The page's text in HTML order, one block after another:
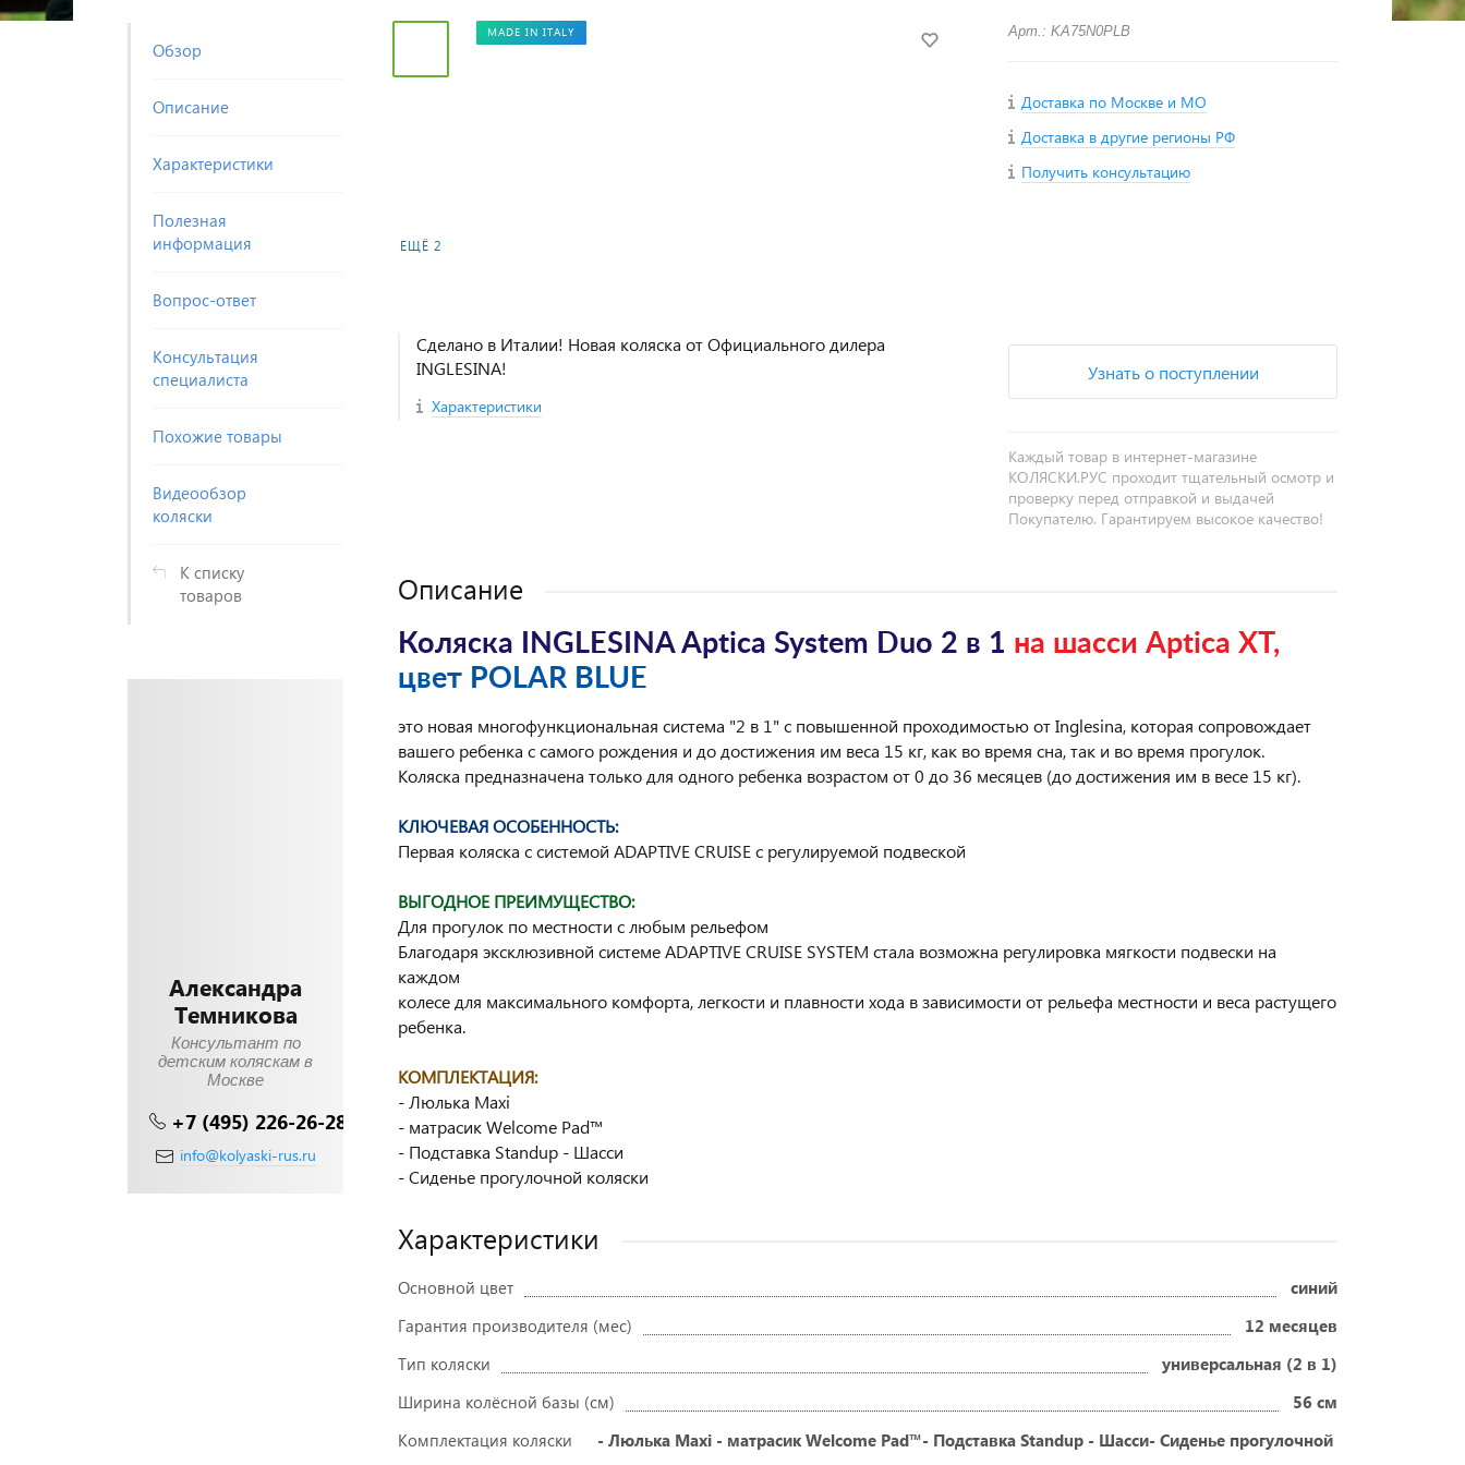
Обзор
Описание
Характеристики
Полезная
информация
Вопрос-ответ
Консультация
специалиста
Похожие товары
Видеообзор
коляски
К списку
товаров
Александра
Темникова
Консультант по
детским коляскам в
Москве
+7 (495) 226-26-28
info@kolyaski-rus.ru
ЕЩЁ 2
MADE IN ITALY
Сделано в Италии! Новая коляска от Официального дилера
INGLESINA!
Характеристики
Арт.: KA75N0PLB
Доставка по Москве и МО
Доставка в другие регионы РФ
Получить консультацию
Узнать о поступлении
Каждый товар в интернет-магазине
КОЛЯСКИ.РУС проходит тщательный осмотр и
проверку перед отправкой и выдачей
Покупателю. Гарантируем высокое качество!
Описание
Коляска INGLESINA Aptica System Duo 2 в 1 на шасси Aptica XT,
цвет POLAR BLUE
это новая многофункциональная система "2 в 1" с повышенной проходимостью от Inglesina, которая сопровождает
вашего ребенка с самого рождения и до достижения им веса 15 кг, как во время сна, так и во время прогулок.
Коляска предназначена только для одного ребенка возрастом от 0 до 36 месяцев (до достижения им в весе 15 кг).
КЛЮЧЕВАЯ ОСОБЕННОСТЬ:
Первая коляска с системой ADAPTIVE CRUISE с регулируемой подвеской
ВЫГОДНОЕ ПРЕИМУЩЕСТВО:
Для прогулок по местности с любым рельефом
Благодаря эксклюзивной системе ADAPTIVE CRUISE SYSTEM стала возможна регулировка мягкости подвески на
каждом
колесе для максимального комфорта, легкости и плавности хода в зависимости от рельефа местности и веса растущего
ребенка.
КОМПЛЕКТАЦИЯ:
- Люлька Maxi
- матрасик Welcome Pad™
- Подставка Standup - Шасси
- Сиденье прогулочной коляски
Характеристики
Основной цвет
синий
Гарантия производителя (мес)
12 месяцев
Тип коляски
универсальная (2 в 1)
Ширина колёсной базы (см)
56 см
Комплектация коляски
- Люлька Maxi - матрасик Welcome Pad™- Подставка Standup - Шасси- Сиденье прогулочной коляски